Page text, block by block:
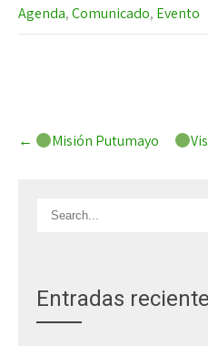
Agenda,Comunicado, Evento
Post
navigation
← Misión Putumayo
Entradas